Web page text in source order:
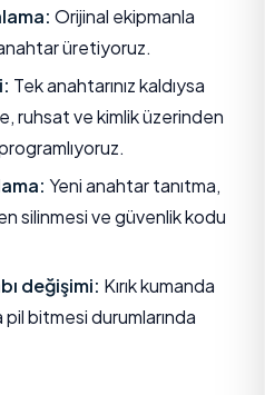
Orijinal ekipmanla
üretiyoruz.
Tek anahtarınız kaldıysa
ruhsat ve kimlik üzerinden
Yeni anahtar tanıtma,
silinmesi ve güvenlik kodu
değişimi: Kırık kumanda
bitmesi durumlarında